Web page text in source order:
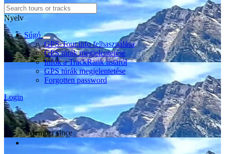
Nyelv
Súgó
GPS-Tour.info felhasználása
GPS túrák megjelentetése
Infók a TrackRank listáról
GPS túrák megjelentetése
Forgotten password
Login
Member since